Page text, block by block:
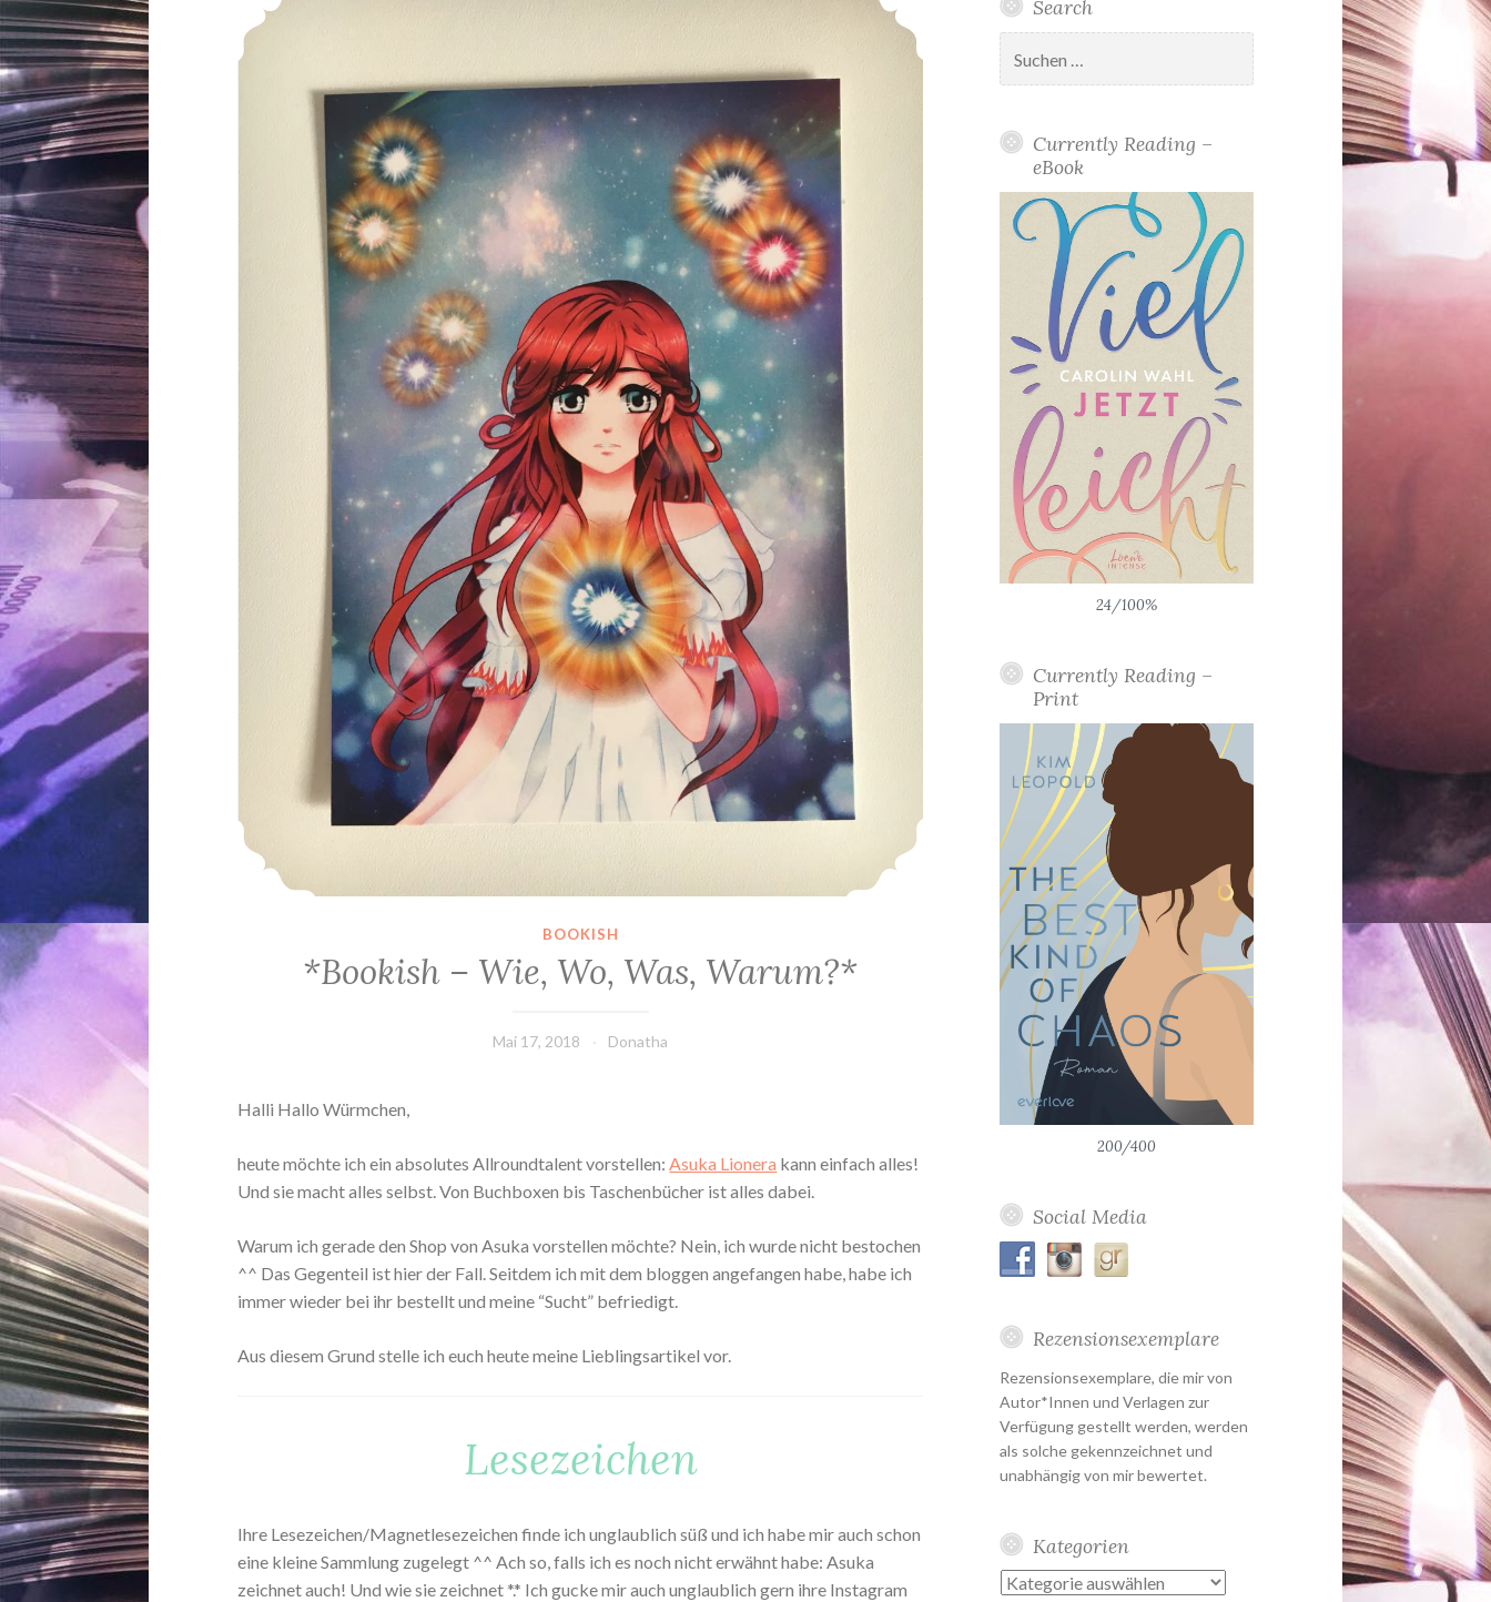
BOOKISH
*Bookish – Wie, Wo, Was, Warum?*
Mai 17, 2018 Donatha
Halli Hallo Würmchen,
heute möchte ich ein absolutes Allroundtalent vorstellen:Asuka Lionera kann einfach alles!
Und sie macht alles selbst. Von Buchboxen bis Taschenbücher ist alles dabei.
Warum ich gerade den Shop von Asuka vorstellen möchte? Nein, ich wurde nicht bestochen
^^ Das Gegenteil ist hier der Fall. Seitdem ich mit dem bloggen angefangen habe, habe ich
immer wieder bei ihr bestellt und meine “Sucht” befriedigt.
Aus diesem Grund stelle ich euch heute meine Lieblingsartikel vor.
Lesezeichen
Ihre Lesezeichen/Magnetlesezeichen finde ich unglaublich süß und ich habe mir auch schon
eine kleine Sammlung zugelegt ^^ Ach so, falls ich es noch nicht erwähnt habe: Asuka
zeichnet auch! Und wie sie zeichnet *.* Ich gucke mir auch unglaublich gern ihre Instagram
Search
nach:
Currently Reading –
eBook
24/100%
Currently Reading –
Print
200/400
Social Media
Rezensionsexemplare
Rezensionsexemplare, die mir von
Autor*Innen und Verlagen zur
Verfügung gestellt werden, werden
als solche gekennzeichnet und
unabhängig von mir bewertet.
Kategorien
Kategorien